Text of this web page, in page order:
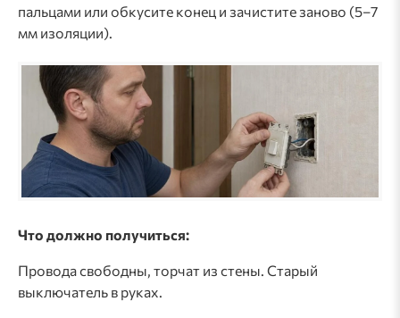
пальцами или обкусите конец и зачистите заново (5–7
мм изоляции).
Что должно получиться:
Провода свободны, торчат из стены. Старый
выключатель в руках.